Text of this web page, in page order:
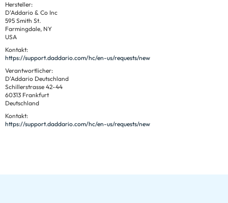
Hersteller:
D'Addario & Co Inc
595 Smith St.
Farmingdale, NY
USA
Kontakt:
https://support.daddario.com/hc/en-us/requests/new
Verantwortlicher:
D'Addario Deutschland
Schillerstrasse 42-44
60313 Frankfurt
Deutschland
Kontakt:
https://support.daddario.com/hc/en-us/requests/new